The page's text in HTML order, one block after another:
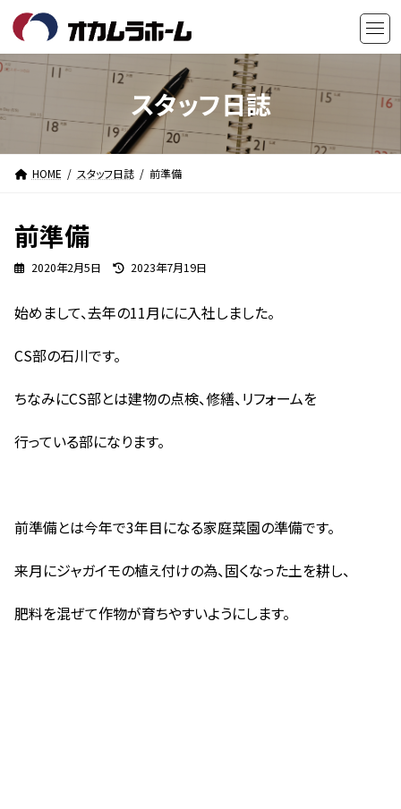
テ
ン
へ
キ
ゲ
ー
ョ
に
スタッフ日誌
HOME スタッフ日誌 前準備
前準備
2020年2月5日
最
新
2023年7月19日
始めまして、去年の11月にに入社しました。
CS部の石川です。
ちなみにCS部とは建物の点検、修繕、リフォームを
行っている部になります。
前準備とは今年で3年目になる家庭菜園の準備です。
来月にジャガイモの植え付けの為、固くなった土を耕し、
肥料を混ぜて作物が育ちやすいようにします。